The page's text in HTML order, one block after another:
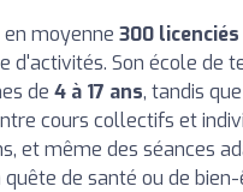
moyenne 300 licenciés
d'activités. Son école de
de 4 à 17 ans, tandis
cours collectifs et
et même des séances
de santé ou de